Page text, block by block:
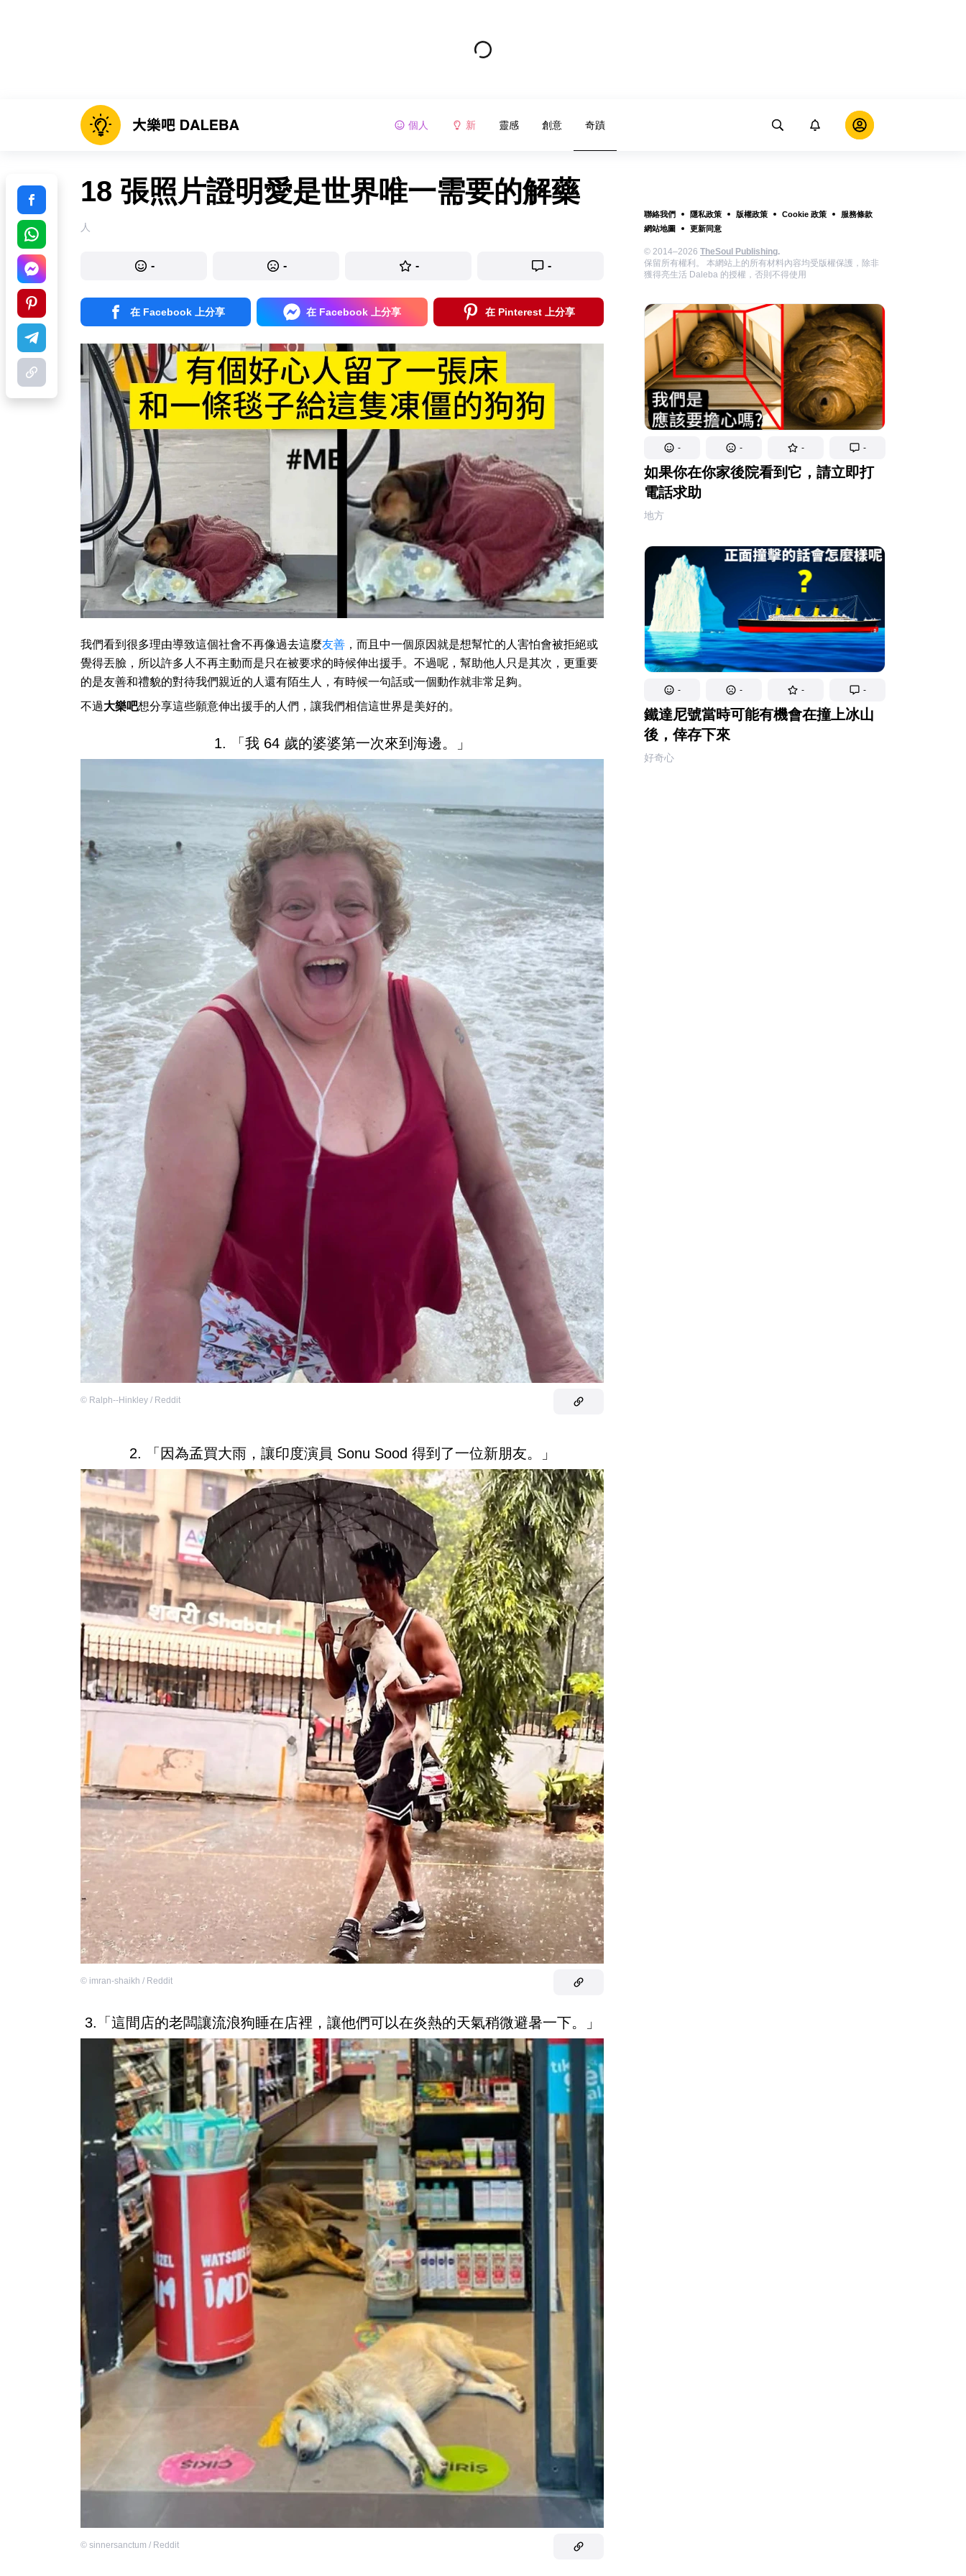
個人 新 靈感 創意 奇蹟
聯絡我們 隱私政策 版權政策 Cookie 政策
服務條款
網站地圖
更新同意
© 2014–2026 TheSoul Publishing.
保留所有權利。 本網站上的所有材料內容均受版權保護，除非
獲得亮生活 Daleba 的授權，否則不得使用
- - - -
如果你在你家後院看到它，請立即打
電話求助
地方
- - - -
鐵達尼號當時可能有機會在撞上冰山
後，倖存下來
好奇心
18 張照片證明愛是世界唯一需要的解藥
人
- - - -
在 Facebook 上分享 在 Facebook 上分享 在 Pinterest 上分享
我們看到很多理由導致這個社會不再像過去這麼友善 ，而且中一個原因就是想幫忙的人害怕會被拒絕或
覺得丟臉，所以許多人不再主動而是只在被要求的時候伸出援手。不過呢，幫助他人只是其次，更重要
的是友善和禮貌的對待我們親近的人還有陌生人，有時候一句話或一個動作就非常足夠。
不過大樂吧想分享這些願意伸出援手的人們，讓我們相信這世界是美好的。
1. 「我 64 歲的婆婆第一次來到海邊。」
© Ralph--Hinkley / Reddit
2. 「因為孟買大雨，讓印度演員 Sonu Sood 得到了一位新朋友。」
© imran-shaikh / Reddit
3.「這間店的老闆讓流浪狗睡在店裡，讓他們可以在炎熱的天氣稍微避暑一下。」
© sinnersanctum / Reddit